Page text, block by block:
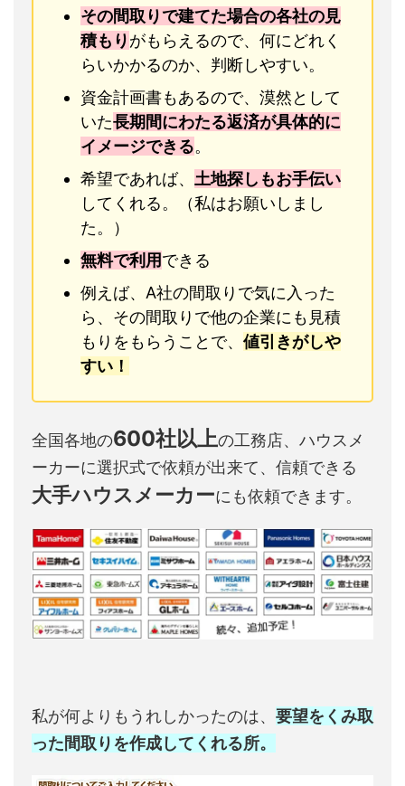
その間取りで建てた場合の各社の見
積もりがもらえるので、何にどれく
らいかかるのか、判断しやすい。
資金計画書もあるので、漠然として
いた長期間にわたる返済が具体的に
イメージできる。
希望であれば、 土地探しもお手伝い
してくれる。（私はお願いしまし
た。）
無料で利用できる
例えば、A社の間取りで気に入った
ら、その間取りで他の企業にも見積
もりをもらうことで、 値引きがしや
すい！
全国各地の600社以上の工務店、ハウスメ
ーカーに選択式で依頼が出来て、信頼できる
大手ハウスメーカーにも依頼できます。
私が何よりもうれしかったのは、 要望をくみ取
った間取りを作成してくれる所。